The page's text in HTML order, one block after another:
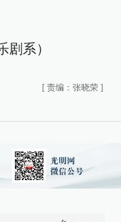
剧系）
[ 责编：张晓荣 ]